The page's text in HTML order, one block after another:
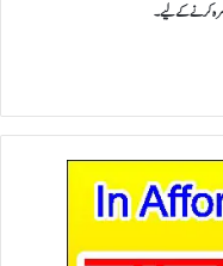
کرنے کےلیے۔